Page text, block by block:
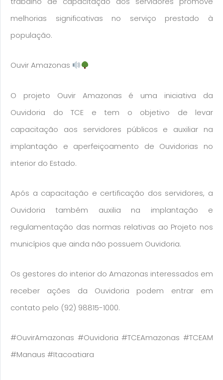
melhorias significativas no serviço prestado à
população.
Ouvir Amazonas
O projeto Ouvir Amazonas é uma iniciativa da
Ouvidoria do TCE e tem o objetivo de levar
capacitação aos servidores públicos e auxiliar na
implantação e aperfeiçoamento de Ouvidorias no
interior do Estado.
Após a capacitação e certificação dos servidores, a
Ouvidoria também auxilia na implantação e
regulamentação das normas relativas ao Projeto nos
municípios que ainda não possuem Ouvidoria.
Os gestores do interior do Amazonas interessados em
receber ações da Ouvidoria podem entrar em
contato pelo (92) 98815-1000.
#OuvirAmazonas #Ouvidoria #TCEAmazonas #TCEAM
#Manaus #Itacoatiara